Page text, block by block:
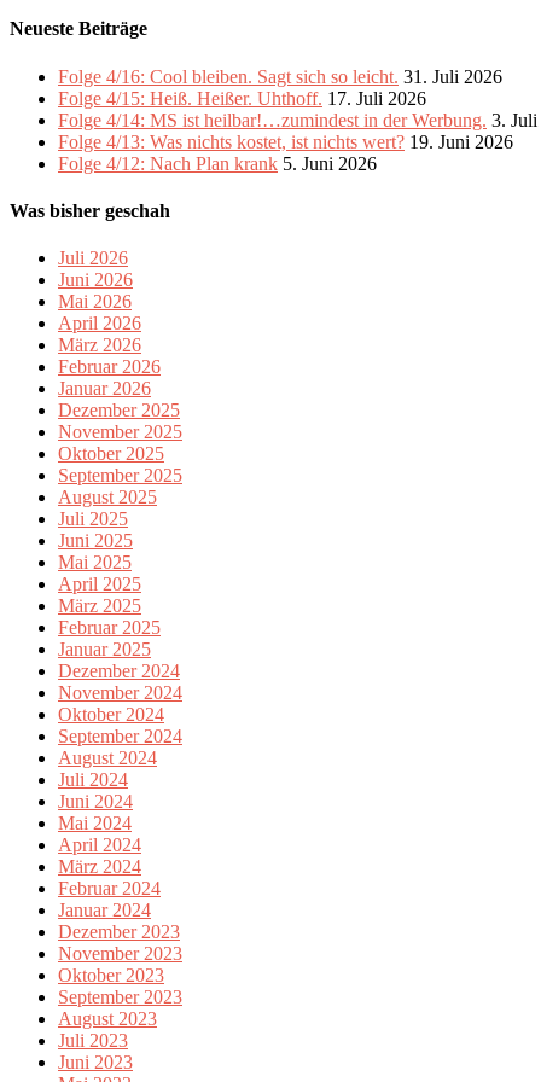
Neueste Beiträge
Folge 4/16: Cool bleiben. Sagt sich so leicht. 31. Juli 2026
Folge 4/15: Heiß. Heißer. Uhthoff. 17. Juli 2026
Folge 4/14: MS ist heilbar!…zumindest in der Werbung. 3.
Folge 4/13: Was nichts kostet, ist nichts wert? 19. Juni 2026
Folge 4/12: Nach Plan krank 5. Juni 2026
Was bisher geschah
Juli 2026
Juni 2026
Mai 2026
April 2026
März 2026
Februar 2026
Januar 2026
Dezember 2025
November 2025
Oktober 2025
September 2025
August 2025
Juli 2025
Juni 2025
Mai 2025
April 2025
März 2025
Februar 2025
Januar 2025
Dezember 2024
November 2024
Oktober 2024
September 2024
August 2024
Juli 2024
Juni 2024
Mai 2024
April 2024
März 2024
Februar 2024
Januar 2024
Dezember 2023
November 2023
Oktober 2023
September 2023
August 2023
Juli 2023
Juni 2023